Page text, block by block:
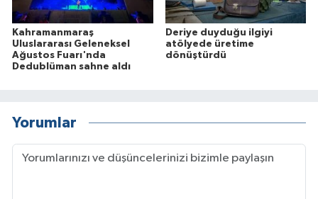
Kahramanmaraş
Uluslararası Geleneksel
Ağustos Fuarı'nda
Dedublüman sahne aldı
Deriye duyduğu ilgiyi
atölyede üretime
dönüştürdü
Yorumlar